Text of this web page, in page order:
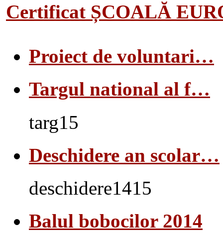
Certificat ȘCOALĂ
Proiect de voluntari…
Targul national al f…
targ15
Deschidere an scolar…
deschidere1415
Balul bobocilor 2014